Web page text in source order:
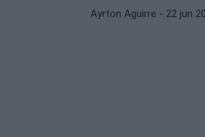
Ayrton Aguirre - 22 jun